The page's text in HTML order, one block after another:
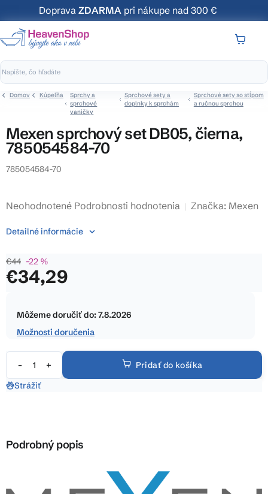
na
obsah
Doprava ZDARMA pri nákupe nad 300 €
KOŠÍK
Domov Kúpeľňa
Sprchy a
sprchové
vaničky
Sprchové sety a
doplnky k sprchám
Sprchové sety so stĺpom
a ručnou sprchou
Mexen sprchový set DB05, čierna,
785054584-70
785054584-70
Priemerné
produktu
0,0
z
Neohodnotené Podrobnosti hodnotenia Značka: Mexen
€44 –22 %
€34,29
cena:
Môžeme doručiť do:7.8.2026
Možnosti doručenia
Pridať do košíka
Detailné informácie
Strážiť
Podrobný popis